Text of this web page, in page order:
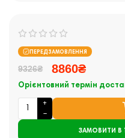
ПЕРЕДЗАМОВЛЕННЯ
9326₴ 8860₴
Орієнтовний термін
ЗАМОВИТИ В